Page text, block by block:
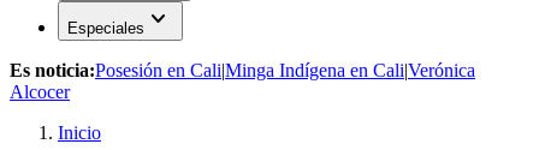
Especiales expand_more
Es noticia:Posesión en Cali|Minga Indígena en Cali|Verónica
Alcocer
Inicio